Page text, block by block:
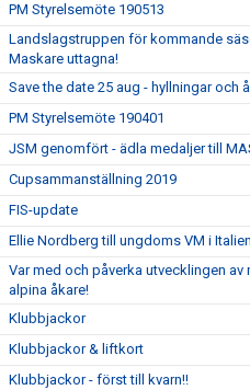
PM Styrelsemöte 190513
Landslagstruppen för kommande
Maskare uttagna!
Save the date 25 aug - hyllningar och
PM Styrelsemöte 190401
JSM genomfört - ädla medaljer till
Cupsammanställning 2019
FIS-update
Ellie Nordberg till ungdoms VM i Italien
Var med och påverka utvecklingen av
alpina åkare!
Klubbjackor
Klubbjackor & liftkort
Klubbjackor - först till kvarn!!